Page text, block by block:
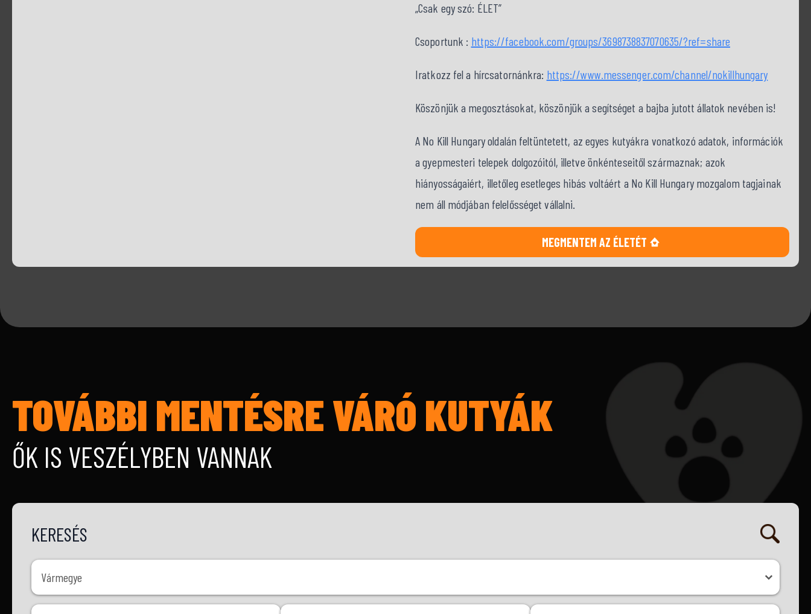
„Csak egy szó: ÉLET”
Csoportunk : https://facebook.com/groups/3698738837070635/?ref=share
Iratkozz fel a hírcsatornánkra: https://www.messenger.com/channel/nokillhungary
Köszönjük a megosztásokat, köszönjük a segítséget a bajba jutott állatok nevében is!
A No Kill Hungary oldalán feltüntetett, az egyes kutyákra vonatkozó adatok, információk
a gyepmesteri telepek dolgozóitól, illetve önkénteseitől származnak; azok
hiányosságaiért, illetőleg esetleges hibás voltáért a No Kill Hungary mozgalom tagjainak
nem áll módjában felelősséget vállalni.
MEGMENTEM AZ ÉLETÉT
TOVÁBBI MENTÉSRE VÁRÓ KUTYÁK
ŐK IS VESZÉLYBEN VANNAK
KERESÉS
Vármegye
Vármegye
Ivar Kor Méret